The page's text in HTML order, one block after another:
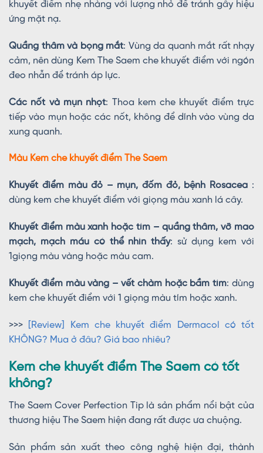
khuyết điểm nhẹ nhàng với lượng nhỏ để tránh gây hiệu
ứng mặt nạ.
Quầng thâm và bọng mắt: Vùng da quanh mắt rất nhạy
cảm, nên dùng Kem The Saem che khuyết điểm với ngón
đeo nhẫn để tránh áp lực.
Các nốt và mụn nhọt: Thoa kem che khuyết điểm trực
tiếp vào mụn hoặc các nốt, không để dính vào vùng da
xung quanh.
Màu Kem che khuyết điểm The Saem
Khuyết điểm màu đỏ – mụn, đốm đỏ, bệnh Rosacea :
dùng kem che khuyết điểm với giọng màu xanh lá cây.
Khuyết điểm màu xanh hoặc tím – quầng thâm, vỡ mao
mạch, mạch máu có thể nhìn thấy: sử dụng kem với
1giọng màu vàng hoặc màu cam.
Khuyết điểm màu vàng – vết chàm hoặc bầm tím: dùng
kem che khuyết điểm với 1 giọng màu tím hoặc xanh.
>>>
[Review] Kem che khuyết điểm Dermacol có tốt
KHÔNG? Mua ở đâu? Giá bao nhiêu?
Kem che khuyết điểm The Saem có tốt
không?
The Saem Cover Perfection Tip là sản phẩm nổi bật của
thương hiệu The Saem hiện đang rất được ưa chuộng.
Sản phẩm sản xuất theo công nghệ hiện đại, thành